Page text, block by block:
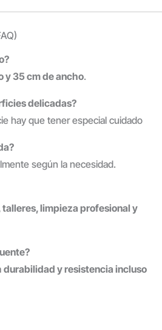
y 35 cm de ancho.
delicadas?
hay que tener especial cuidado
según la necesidad.
talleres, limpieza profesional y
durabilidad y resistencia incluso